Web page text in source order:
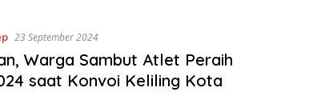
23 September 2024
Warga Sambut Atlet Peraih
saat Konvoi Keliling Kota